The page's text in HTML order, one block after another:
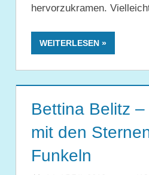
hervorzukramen.
WEITERLESEN
Bettina Belitz
mit den
Funkeln